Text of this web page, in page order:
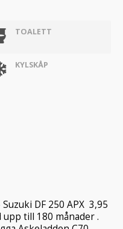
TOALETT
KYLSKÅP
DF 250 APX 3,95
till 180 månader .